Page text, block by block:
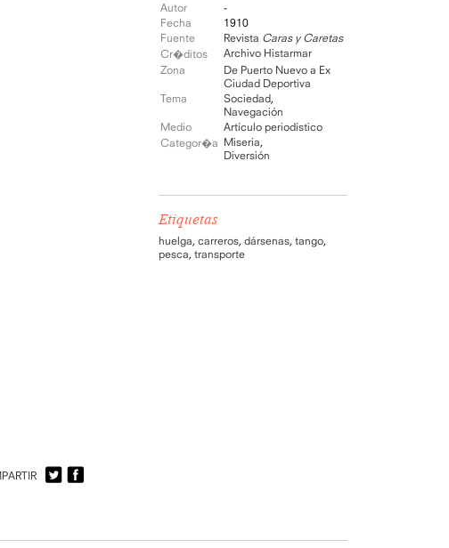
Autor
-
Fecha
1910
Fuente
Revista Caras y Caretas
Cr�ditos
Archivo Histarmar
Zona
De Puerto Nuevo a Ex
Ciudad Deportiva
Tema
Sociedad,
Navegación
Medio
Artículo periodístico
Categor�a Miseria,
Diversión
Etiquetas
huelga, carreros, dársenas, tango,
pesca, transporte